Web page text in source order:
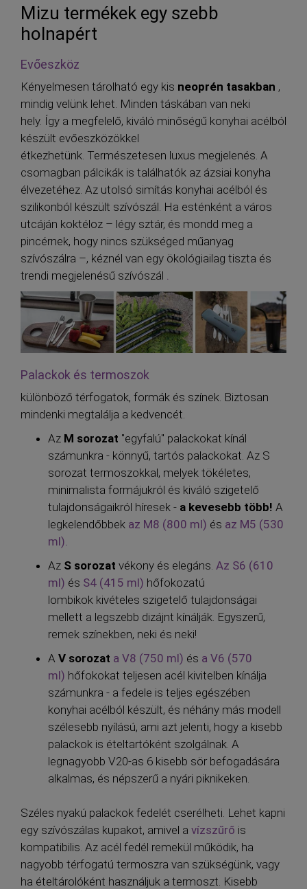
Mizu termékek egy szebb
holnapért
Evőeszköz
Kényelmesen tárolható egy kis neoprén tasakban ,
mindig velünk lehet. Minden táskában van neki
hely. Így a megfelelő, kiváló minőségű konyhai acélból
készült evőeszközökkel
étkezhetünk. Természetesen luxus megjelenés. A
csomagban pálcikák is találhatók az ázsiai konyha
élvezetéhez. Az utolsó simítás konyhai acélból és
szilikonból készült szívószál. Ha esténként a város
utcáján koktéloz – légy sztár, és mondd meg a
pincérnek, hogy nincs szükséged műanyag
szívószálra –, kéznél van egy ökológiailag tiszta és
trendi megjelenésű szívószál
Palackok és termoszok
különböző térfogatok, formák és színek. Biztosan
mindenki megtalálja a kedvencét.
Az M sorozat "egyfalú" palackokat kínál
számunkra - könnyű, tartós palackokat. Az S
sorozat termoszokkal, melyek tökéletes,
minimalista formájukról és kiváló szigetelő
tulajdonságaikról híresek - a kevesebb több! A
legkelendőbbek az M8 (800 ml) és az M5 (530
ml).
Az S sorozat vékony és elegáns. Az S6 (610
ml) és S4 (415 ml) hőfokozatú
lombikok kivételes szigetelő tulajdonságai
mellett a legszebb dizájnt kínálják. Egyszerű,
remek színekben, neki és neki!
A V sorozat a V8 (750 ml) és a V6 (570
ml) hőfokokat teljesen acél kivitelben kínálja
számunkra - a fedele is teljes egészében
konyhai acélból készült, és néhány más modell
szélesebb nyílású, ami azt jelenti, hogy a kisebb
palackok is ételtartóként szolgálnak. A
legnagyobb V20-as 6 kisebb sör befogadására
alkalmas, és népszerű a nyári piknikeken.
Széles nyakú palackok fedelét cserélheti. Lehet kapni
egy szívószálas kupakot, amivel a vízszűrő is
kompatibilis. Az acél fedél remekül működik, ha
nagyobb térfogatú termoszra van szükségünk, vagy
ha ételtárolóként használjuk a termoszt. Kisebb